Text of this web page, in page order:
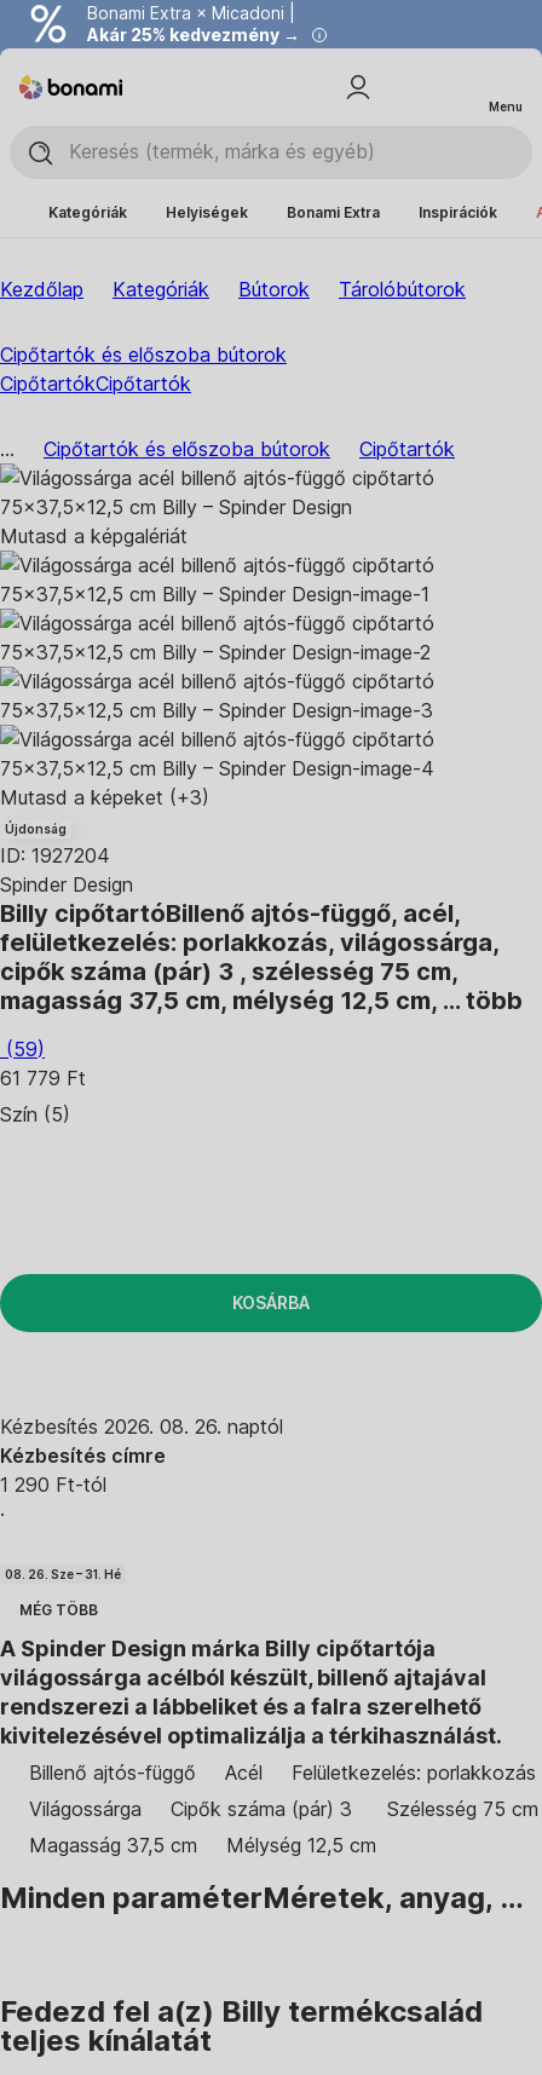
Bonami Extra × Micadoni |
Akár 25% kedvezmény →
Menu
Kategóriák Helyiségek Bonami Extra Inspirációk
Kezdőlap Kategóriák Bútorok Tárolóbútorok
Cipőtartók és előszoba bútorok
CipőtartókCipőtartók
... Cipőtartók és előszoba bútorok Cipőtartók
Mutasd a képgalériát
Mutasd a képeket (+3)
Újdonság
ID: 1927204
Spinder Design
Billy cipőtartóBillenő ajtós-függő, acél,
felületkezelés: porlakkozás, világossárga,
cipők száma (pár) 3 , szélesség 75 cm,
magasság 37,5 cm, mélység 12,5 cm, … több
(59)
61 779 Ft
Szín (5)
KOSÁRBA
Kézbesítés 2026. 08. 26. naptól
Kézbesítés címre
1 290 Ft-tól
·
08. 26. Sze – 31. Hé
MÉG TÖBB
A Spinder Design márka Billy cipőtartója
világossárga acélból készült, billenő ajtajával
rendszerezi a lábbeliket és a falra szerelhető
kivitelezésével optimalizálja a térkihasználást.
Billenő ajtós-függő Acél
Felületkezelés: porlakkozás
Világossárga
Cipők száma (pár) 3
Szélesség 75 cm
Magasság 37,5 cm
Mélység 12,5 cm
Minden paraméterMéretek, anyag, …
Fedezd fel a(z) Billy termékcsalád
teljes kínálatát